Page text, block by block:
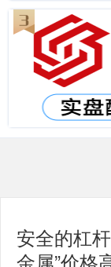
安全的杠
金属”价格